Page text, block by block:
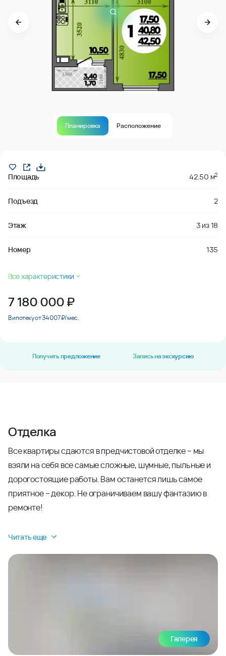
Планировка Расположение
Площадь 42.50 м2
Подъезд 2
Этаж 3 из18
Номер 135
Все характеристики
7 180 000₽
В ипотеку от 34 007 ₽/мес.
Получить предложение Запись на экскурсию
Отделка
Все квартиры сдаются в предчистовой отделке – мы
взяли на себя все самые сложные, шумные, пыльные и
дорогостоящие работы. Вам останется лишь самое
приятное – декор. Не ограничиваем вашу фантазию в
ремонте!
Читать еще
Галерея